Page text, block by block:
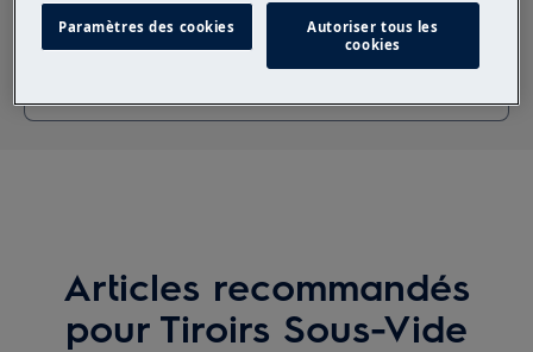
Recherchez parmi nos articles d'assistance
Articles recommandés
pour Tiroirs Sous-Vide
Paramètres des cookies
Autoriser tous les
cookies